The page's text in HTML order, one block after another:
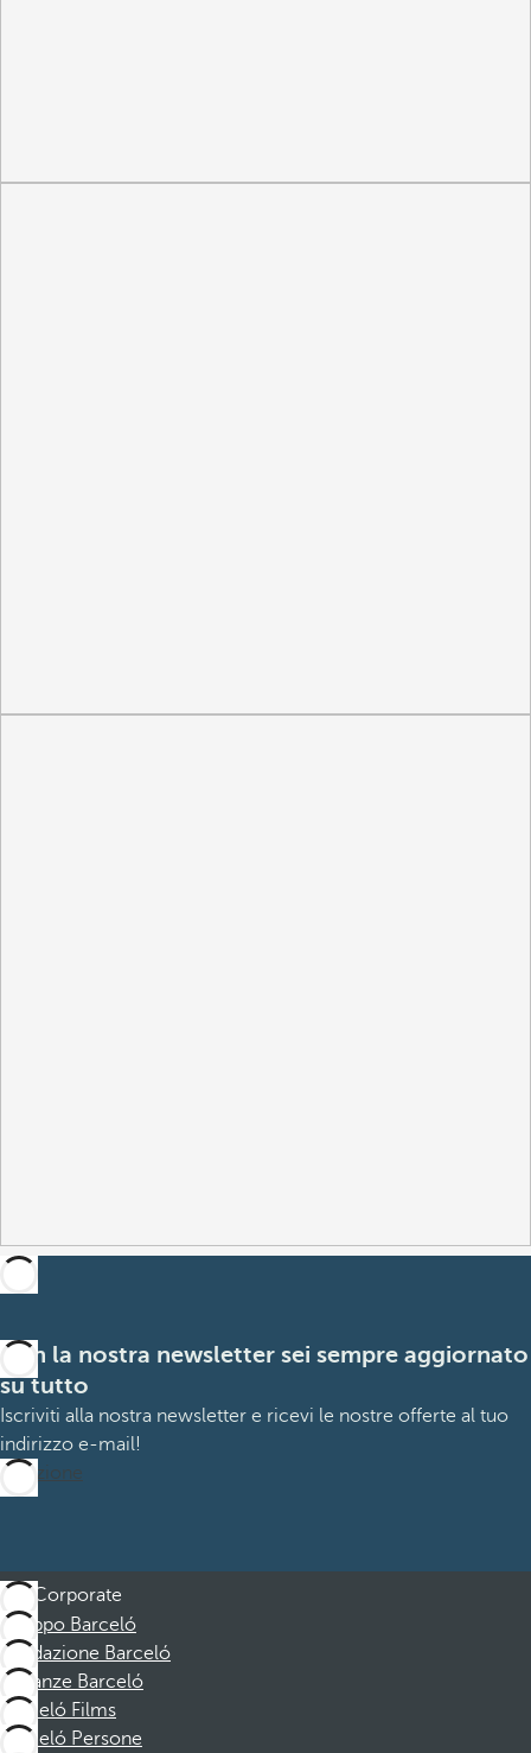
Con la nostra newsletter sei sempre aggiornato
su tutto
Iscriviti alla nostra newsletter e ricevi le nostre offerte al tuo
indirizzo e-mail!
Iscrizione
Corporate
Gruppo Barceló
Fondazione Barceló
Vacanze Barceló
Barceló Films
Barceló Persone